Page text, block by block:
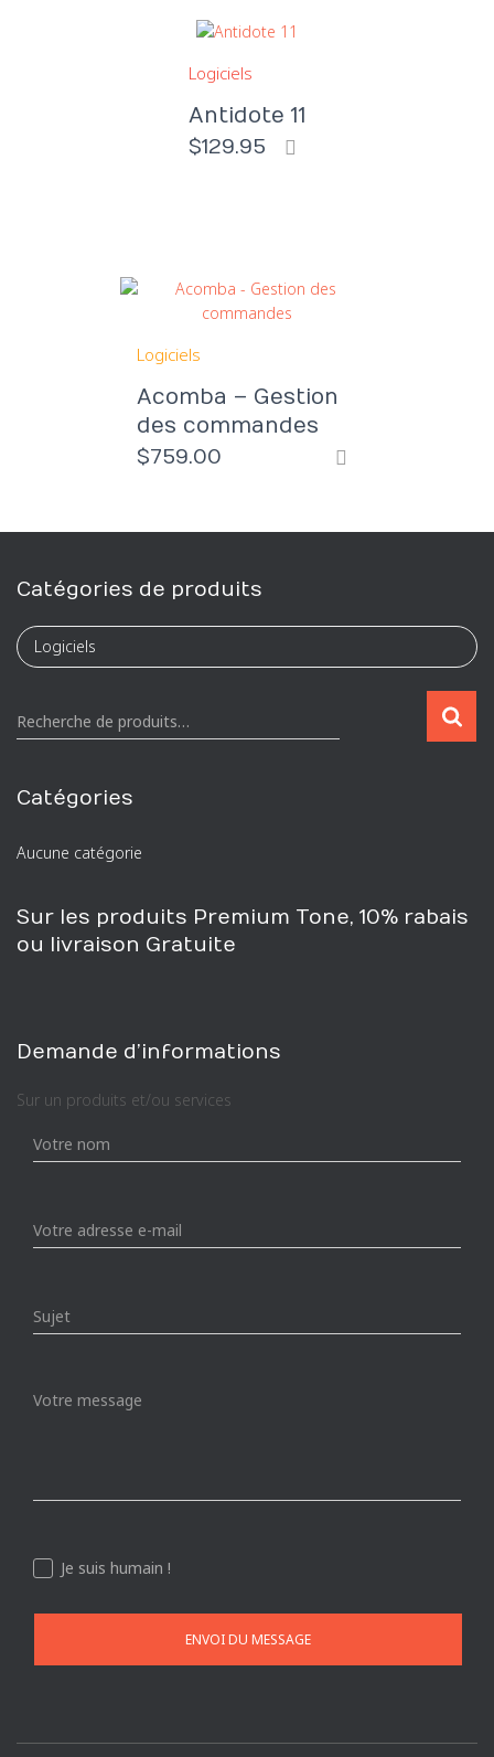
Logiciels
Antidote 11
$129.95
Logiciels
Acomba – Gestion
des commandes
$759.00
Catégories de produits
R
e
e
c
e
p
o
:
Recherche de produits…
Catégories
Aucune catégorie
Sur les produits Premium Tone, 10% rabais
ou livraison Gratuite
Demande d’informations
Sur un produits et/ou services
Je suis humain !
ENVOI DU MESSAGE